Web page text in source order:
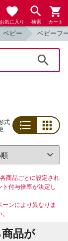
お気に入り 検索 カート
ベビー ベビーフ
式
商品ごとに設定され
付与倍率が決定し
ンにより異なりま
品が